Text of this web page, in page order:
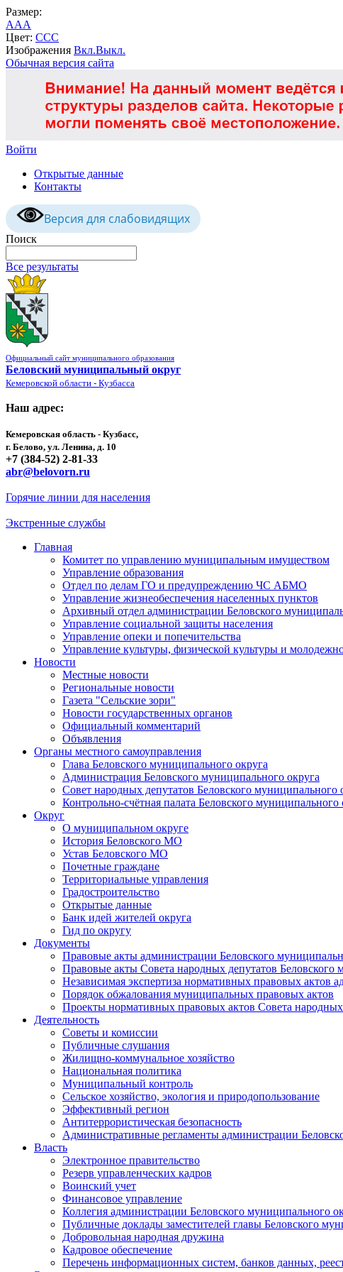
Размер:
AAA
Цвет: CCC
Изображения Вкл.Выкл.
Обычная версия сайта
Войти
Открытые данные
Контакты
Версия для слабовидящих
Поиск
Все результаты
Официальный сайт муниципального образования
Беловский муниципальный округ
Кемеровской области - Кузбасса
Наш адрес:
Кемеровская область - Кузбасс,
г. Белово, ул. Ленина, д. 10
+7 (384-52) 2-81-33
abr@belovorn.ru
Горячие линии для населения
Экстренные службы
Главная
Комитет по управлению муниципальным имуществом
Управление образования
Отдел по делам ГО и предупреждению ЧС АБМО
Управление жизнеобеспечения населенных пунктов
Архивный отдел администрации Беловского
Управление социальной защиты населения
Управление опеки и попечительства
Управление культуры, физической культуры и
Новости
Местные новости
Региональные новости
Газета "Сельские зори"
Новости государственных органов
Официальный комментарий
Объявления
Органы местного самоуправления
Глава Беловского муниципального округа
Администрация Беловского муниципального округа
Совет народных депутатов Беловского муниципального
Контрольно-счётная палата Беловского муниципального
Округ
О муниципальном округе
История Беловского МО
Устав Беловского МО
Почетные граждане
Территориальные управления
Градостроительство
Открытые данные
Банк идей жителей округа
Гид по округу
Документы
Правовые акты администрации Беловского
Правовые акты Совета народных депутатов Беловского
Независимая экспертиза нормативных правовых актов
Порядок обжалования муниципальных правовых актов
Проекты нормативных правовых актов Совета
Деятельность
Советы и комиссии
Публичные слушания
Жилищно-коммунальное хозяйство
Национальная политика
Муниципальный контроль
Сельское хозяйство, экология и природопользование
Эффективный регион
Антитеррористическая безопасность
Административные регламенты администрации
Власть
Электронное правительство
Резерв управленческих кадров
Воинский учет
Финансовое управление
Коллегия администрации Беловского муниципального
Публичные доклады заместителей главы Беловского
Добровольная народная дружина
Кадровое обеспечение
Перечень информационных систем, банков данных,